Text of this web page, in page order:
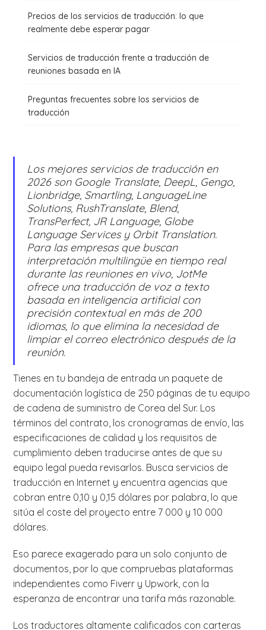
Precios de los servicios de traducción: lo que
realmente debe esperar pagar
Servicios de traducción frente a traducción de
reuniones basada en IA
Preguntas frecuentes sobre los servicios de
traducción
Los mejores servicios de traducción en
2026 son Google Translate, DeepL, Gengo,
Lionbridge, Smartling, LanguageLine
Solutions, RushTranslate, Blend,
TransPerfect, JR Language, Globe
Language Services y Orbit Translation.
Para las empresas que buscan
interpretación multilingüe en tiempo real
durante las reuniones en vivo, JotMe
ofrece una traducción de voz a texto
basada en inteligencia artificial con
precisión contextual en más de 200
idiomas, lo que elimina la necesidad de
limpiar el correo electrónico después de la
reunión.
Tienes en tu bandeja de entrada un paquete de
documentación logística de 250 páginas de tu equipo
de cadena de suministro de Corea del Sur. Los
términos del contrato, los cronogramas de envío, las
especificaciones de calidad y los requisitos de
cumplimiento deben traducirse antes de que su
equipo legal pueda revisarlos. Busca servicios de
traducción en Internet y encuentra agencias que
cobran entre 0,10 y 0,15 dólares por palabra, lo que
sitúa el coste del proyecto entre 7 000 y 10 000
dólares.
Eso parece exagerado para un solo conjunto de
documentos, por lo que compruebas plataformas
independientes como Fiverr y Upwork, con la
esperanza de encontrar una tarifa más razonable.
Los traductores altamente calificados con carteras